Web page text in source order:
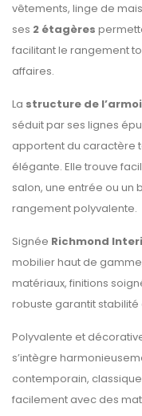
vêtements, linge de
ses 2 étagères
facilitant le rangement
affaires.
La structure de
séduit par ses lignes
apportent du caractère
élégante. Elle trouve
salon, une entrée ou un
rangement polyvalente.
Signée Richmond
mobilier haut de
matériaux, finitions
robuste garantit
Polyvalente et
s’intègre
contemporain,
facilement avec des